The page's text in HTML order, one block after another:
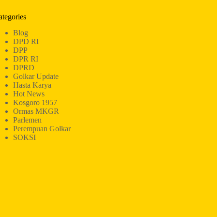
Blog
DPD RI
DPP
DPR RI
DPRD
Golkar Update
Hasta Karya
Hot News
Kosgoro 1957
Ormas MKGR
Parlemen
Perempuan Golkar
SOKSI